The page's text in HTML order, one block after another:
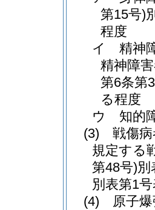
第15号)
程度
イ
精神
精神障
第6条第
る程度
ウ
知
(3)
戦傷
規定する
第48号)別
別表第1
(4)
原子